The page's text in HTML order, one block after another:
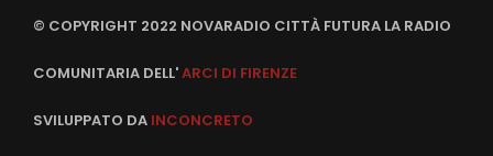
© COPYRIGHT 2022 NOVARADIO CITTÀ FUTURA LA RADIO
COMUNITARIA DELL'ARCI DI FIRENZE
SVILUPPATO DA INCONCRETO